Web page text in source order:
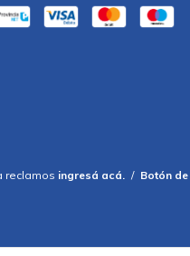
reclamos ingresá acá. / Botón